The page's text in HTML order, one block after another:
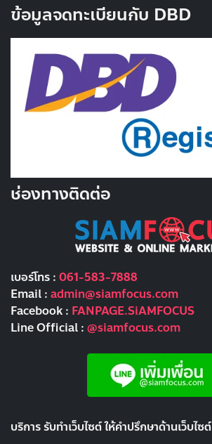
ข้อมูลจดทะเบียนกับ DBD
ช่องทางติดต่อ
เบอร์โทร : 061-583-7888
Email : admin@siamfocus.com
Facebook : FANPAGE.SiAMFOCUS
Line Official : @siamfocus.com
บริการ รับทำเว็บไซต์ ให้คำปรึกษาด้านเว็บไซต์